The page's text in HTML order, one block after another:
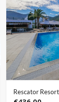
Rescator